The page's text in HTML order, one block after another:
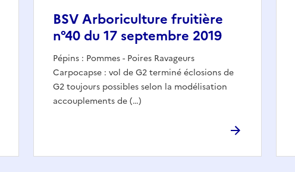
BSV Arboriculture fruitière
n°40 du 17 septembre 2019
Pépins : Pommes - Poires Ravageurs
Carpocapse : vol de G2 terminé éclosions de
G2 toujours possibles selon la modélisation
accouplements de (…)